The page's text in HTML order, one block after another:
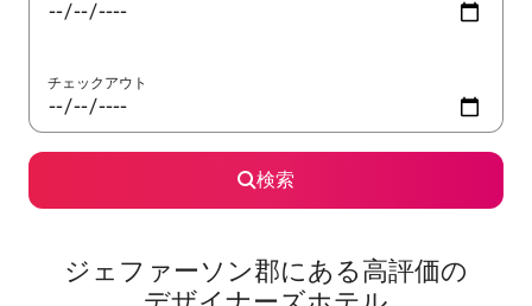
チェックアウト
検索
ジェファーソン郡にある高⁠評⁠価⁠の